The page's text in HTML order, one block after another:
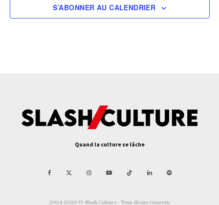
S’ABONNER AU CALENDRIER
Quand la culture se lâche
2024-2026 © Slash Culture - Tous droits réservés.